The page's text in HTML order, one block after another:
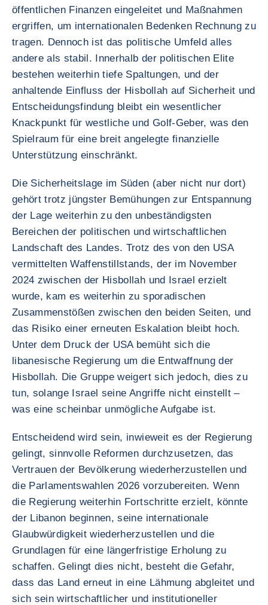
öffentlichen Finanzen eingeleitet und Maßnahmen
ergriffen, um internationalen Bedenken Rechnung zu
tragen. Dennoch ist das politische Umfeld alles
andere als stabil. Innerhalb der politischen Elite
bestehen weiterhin tiefe Spaltungen, und der
anhaltende Einfluss der Hisbollah auf Sicherheit und
Entscheidungsfindung bleibt ein wesentlicher
Knackpunkt für westliche und Golf-Geber, was den
Spielraum für eine breit angelegte finanzielle
Unterstützung einschränkt.
Die Sicherheitslage im Süden (aber nicht nur dort)
gehört trotz jüngster Bemühungen zur Entspannung
der Lage weiterhin zu den unbeständigsten
Bereichen der politischen und wirtschaftlichen
Landschaft des Landes. Trotz des von den USA
vermittelten Waffenstillstands, der im November
2024 zwischen der Hisbollah und Israel erzielt
wurde, kam es weiterhin zu sporadischen
Zusammenstößen zwischen den beiden Seiten, und
das Risiko einer erneuten Eskalation bleibt hoch.
Unter dem Druck der USA bemüht sich die
libanesische Regierung um die Entwaffnung der
Hisbollah. Die Gruppe weigert sich jedoch, dies zu
tun, solange Israel seine Angriffe nicht einstellt –
was eine scheinbar unmögliche Aufgabe ist.
Entscheidend wird sein, inwieweit es der Regierung
gelingt, sinnvolle Reformen durchzusetzen, das
Vertrauen der Bevölkerung wiederherzustellen und
die Parlamentswahlen 2026 vorzubereiten. Wenn
die Regierung weiterhin Fortschritte erzielt, könnte
der Libanon beginnen, seine internationale
Glaubwürdigkeit wiederherzustellen und die
Grundlagen für eine längerfristige Erholung zu
schaffen. Gelingt dies nicht, besteht die Gefahr,
dass das Land erneut in eine Lähmung abgleitet und
sich sein wirtschaftlicher und institutioneller